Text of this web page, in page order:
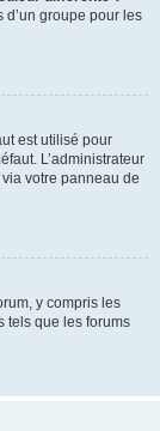
d’un groupe pour les
est utilisé pour
L’administrateur
votre panneau de
y compris les
tels que les forums